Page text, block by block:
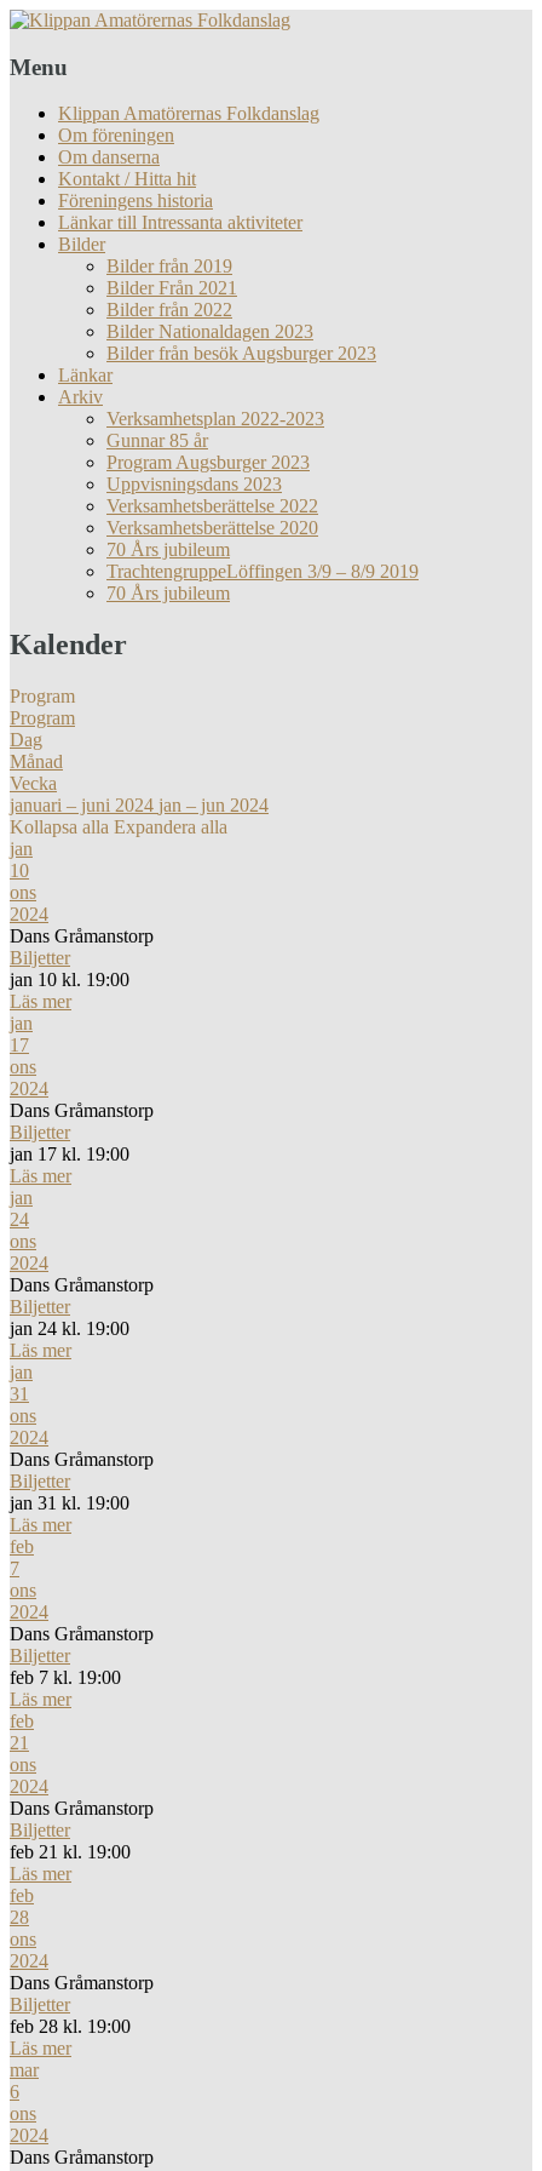
Menu
Klippan Amatörernas Folkdanslag
Om föreningen
Om danserna
Kontakt / Hitta hit
Föreningens historia
Länkar till Intressanta aktiviteter
Bilder
Bilder från 2019
Bilder Från 2021
Bilder från 2022
Bilder Nationaldagen 2023
Bilder från besök Augsburger 2023
Länkar
Arkiv
Verksamhetsplan 2022-2023
Gunnar 85 år
Program Augsburger 2023
Uppvisningsdans 2023
Verksamhetsberättelse 2022
Verksamhetsberättelse 2020
70 Års jubileum
TrachtengruppeLöffingen 3/9 – 8/9 2019
70 Års jubileum
Kalender
Program
Program
Dag
Månad
Vecka
januari – juni 2024 jan – jun 2024
Kollapsa alla Expandera alla
jan
10
ons
2024
Dans Gråmanstorp
Biljetter
jan 10 kl. 19:00
Läs mer
jan
17
ons
2024
Dans Gråmanstorp
Biljetter
jan 17 kl. 19:00
Läs mer
jan
24
ons
2024
Dans Gråmanstorp
Biljetter
jan 24 kl. 19:00
Läs mer
jan
31
ons
2024
Dans Gråmanstorp
Biljetter
jan 31 kl. 19:00
Läs mer
feb
7
ons
2024
Dans Gråmanstorp
Biljetter
feb 7 kl. 19:00
Läs mer
feb
21
ons
2024
Dans Gråmanstorp
Biljetter
feb 21 kl. 19:00
Läs mer
feb
28
ons
2024
Dans Gråmanstorp
Biljetter
feb 28 kl. 19:00
Läs mer
mar
6
ons
2024
Dans Gråmanstorp